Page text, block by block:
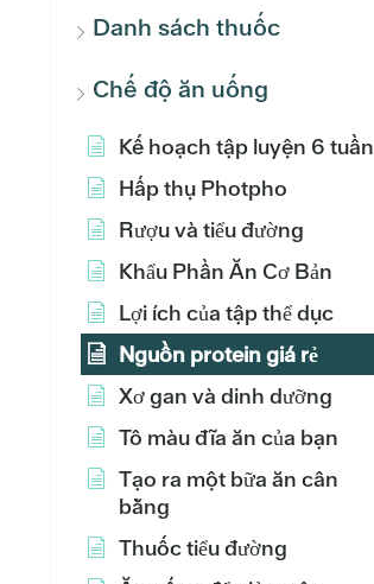
Danh sách thuốc
Chế độ ăn uống
Kế hoạch tập luyện 6 tuần
Hấp thụ Photpho
Rượu và tiểu đường
Khẩu Phần Ăn Cơ Bản
Lợi ích của tập thể dục
Nguồn protein giá rẻ
Xơ gan và dinh dưỡng
Tô màu đĩa ăn của bạn
Tạo ra một bữa ăn cân
bằng
Thuốc tiểu đường